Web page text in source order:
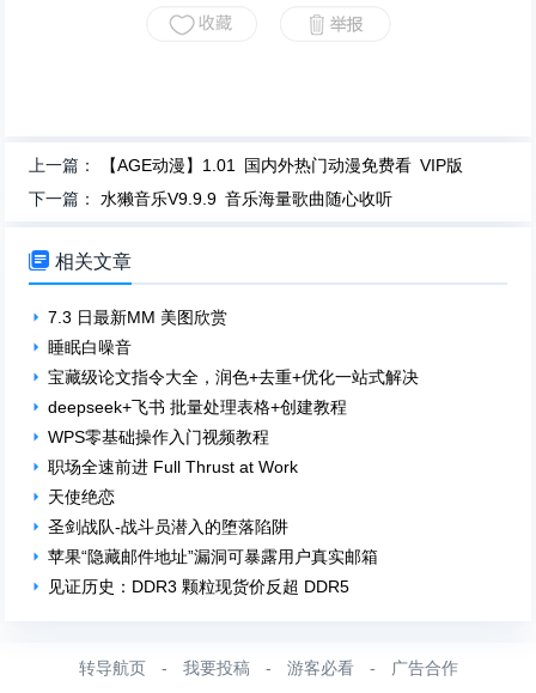
上一篇：
【AGE动漫】1.01 国内外热门动漫免费看 VIP版
下一篇：水獭音乐V9.9.9 音乐海量歌曲随心收听
 相关文章
7.3 日最新MM 美图欣赏
睡眠白噪音
宝藏级论文指令大全，润色+去重+优化一站式解决
deepseek+飞书 批量处理表格+创建教程
WPS零基础操作入门视频教程
职场全速前进 Full Thrust at Work
天使绝恋
圣剑战队-战斗员潜入的堕落陷阱
苹果“隐藏邮件地址”漏洞可暴露用户真实邮箱
见证历史：DDR3 颗粒现货价反超 DDR5
转导航页 - 我要投稿 - 游客必看 - 广告合作